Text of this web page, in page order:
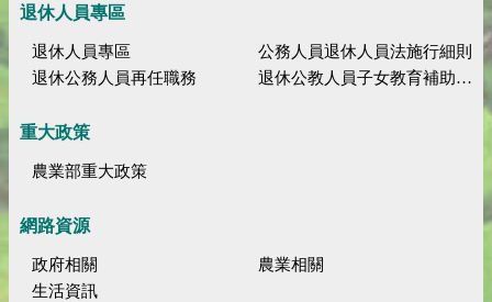
退休人員專區
退休人員專區
公務人員退休人員法施行細則
退休公務人員再任職務
退休公教人員子女教育補助規定
重大政策
農業部重大政策
網路資源
政府相關
農業相關
生活資訊